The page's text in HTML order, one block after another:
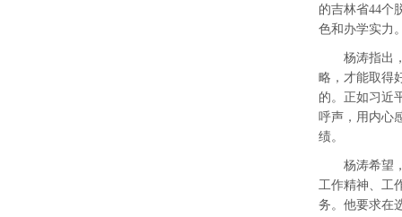
的吉林省44个
色和 办学实力
杨涛指出
略， 才能取得
的。正如习近
呼声，用内心
绩。
杨涛希望
工作精神、工
务。 他要求在